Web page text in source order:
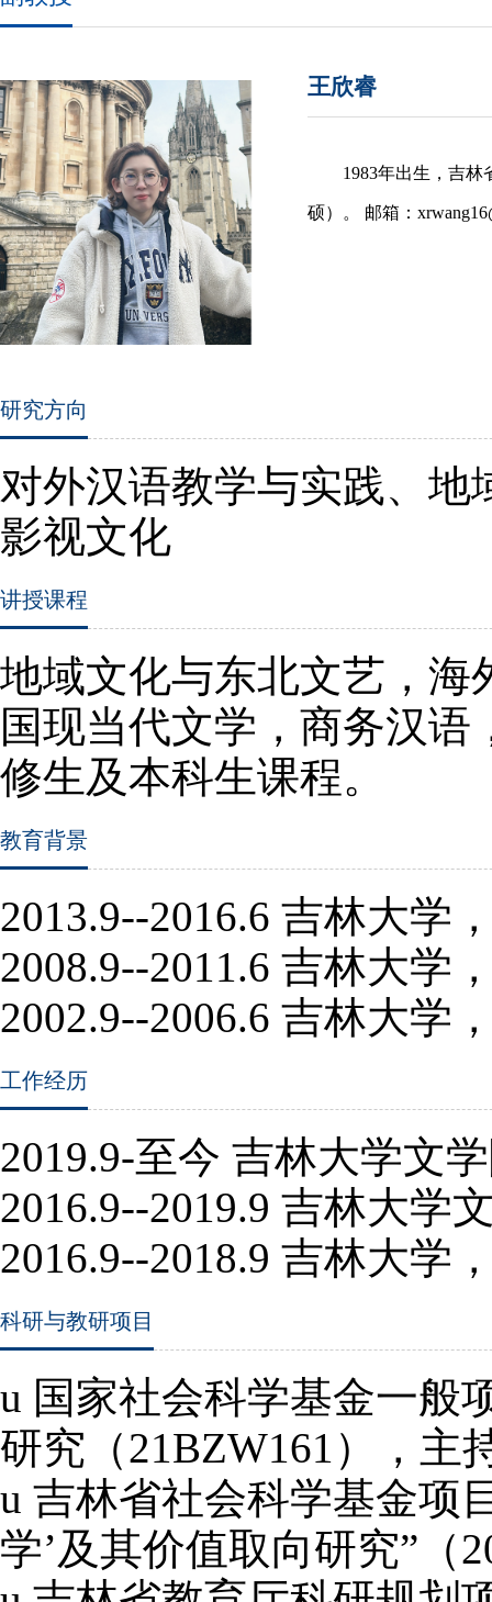
王欣睿
1983年出生，吉
硕）。 邮箱：
研究方向
对外汉语教学与实践、
影视文化
讲授课程
地域文化与东北文艺，海
国现当代文学，商务汉
修生及本科生课程。
教育背景
2013.9--2016.6 吉林大学
2008.9--2011.6 吉林大学
2002.9--2006.6 吉林大学
工作经历
2019.9-至今 吉林大学文
2016.9--2019.9 吉林大学
2016.9--2018.9 吉林大学
科研与教研项目
u 国家社会科学基金一般
研究（21BZW161 ），主
u 吉林省社会科学基金项
学’及其价值取向研究”（